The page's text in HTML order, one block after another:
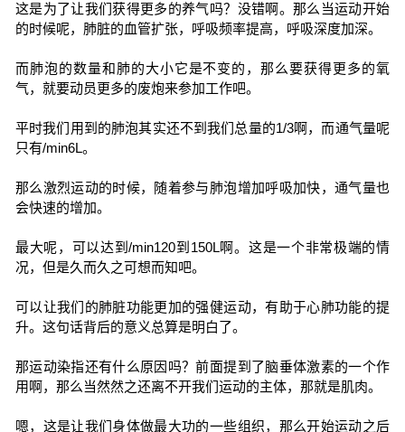
这是为了让我们获得更多的养气吗？没错啊。那么当运动开始
的时候呢，肺脏的血管扩张，呼吸频率提高，呼吸深度加深。
而肺泡的数量和肺的大小它是不变的，那么要获得更多的氧
气，就要动员更多的废炮来参加工作吧。
平时我们用到的肺泡其实还不到我们总量的1/3啊，而通气量呢
只有/min6L。
那么激烈运动的时候，随着参与肺泡增加呼吸加快，通气量也
会快速的增加。
最大呢，可以达到/min120到150L啊。这是一个非常极端的情
况，但是久而久之可想而知吧。
可以让我们的肺脏功能更加的强健运动，有助于心肺功能的提
升。这句话背后的意义总算是明白了。
那运动染指还有什么原因吗？前面提到了脑垂体激素的一个作
用啊，那么当然然之还离不开我们运动的主体，那就是肌肉。
嗯，这是让我们身体做最大功的一些组织，那么开始运动之后